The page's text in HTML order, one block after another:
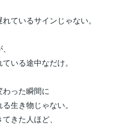
ているサインじゃない。
いる途中なだけ。
わった瞬間に
生き物じゃない。
きた人ほど、